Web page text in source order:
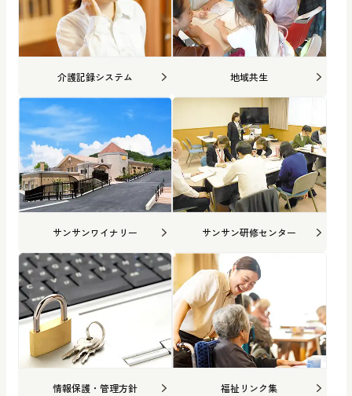
介護記録システム 地域共生
サンサンワイナリー サンサン研修センター
情報保護・管理方針 福祉リンク集